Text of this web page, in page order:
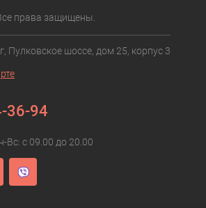
права защищены.
Пулковское шоссе, дом 25, корпус 3
36-94
Вс: с 09.00 до 20.00